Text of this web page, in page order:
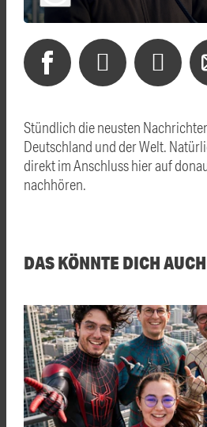
Stündlich die neusten
Deutschland und der Welt.
direkt im Anschluss hier auf
nachhören.
DAS KÖNNTE DICH